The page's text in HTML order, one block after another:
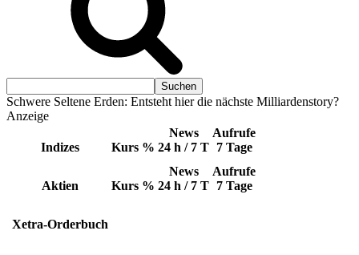
Schwere Seltene Erden: Entsteht hier die nächste Milliardenstory?
Anzeige
Indizes Kurs %
News
24 h / 7 T
Aufrufe
7 Tage
Aktien Kurs %
News
24 h / 7 T
Aufrufe
7 Tage
Xetra-Orderbuch